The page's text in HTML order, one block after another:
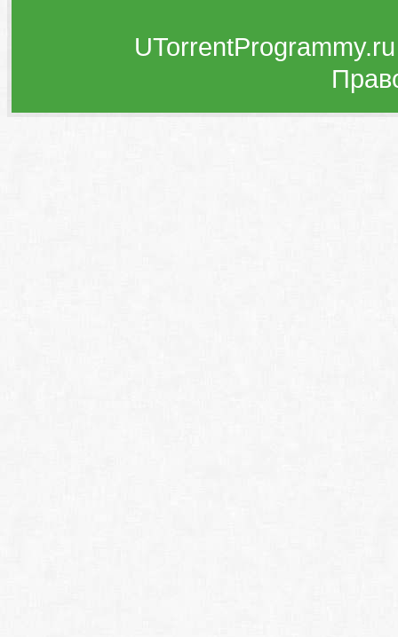
UTorrentProgrammy.ru